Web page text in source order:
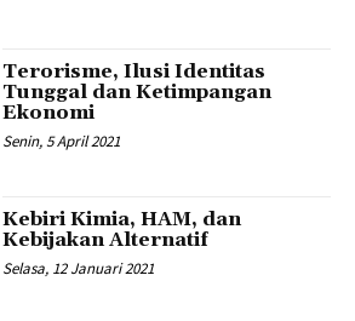
Terorisme, Ilusi Identitas
Tunggal dan Ketimpangan
Ekonomi
Senin, 5 April 2021
Kebiri Kimia, HAM, dan
Kebijakan Alternatif
Selasa, 12 Januari 2021